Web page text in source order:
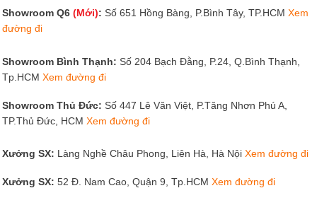
Showroom Q6 (Mới): Số 651 Hồng Bàng, P.Bình Tây, TP.HCM Xem
đường đi
Showroom Bình Thạnh: Số 204 Bạch Đằng, P.24, Q.Bình Thạnh,
Tp.HCM Xem đường đi
Showroom Thủ Đức: Số 447 Lê Văn Việt, P.Tăng Nhơn Phú A,
TP.Thủ Đức, HCM Xem đường đi
Xưởng SX: Làng Nghề Châu Phong, Liên Hà, Hà Nội Xem đường đi
Xưởng SX: 52 Đ. Nam Cao, Quận 9, Tp.HCM Xem đường đi